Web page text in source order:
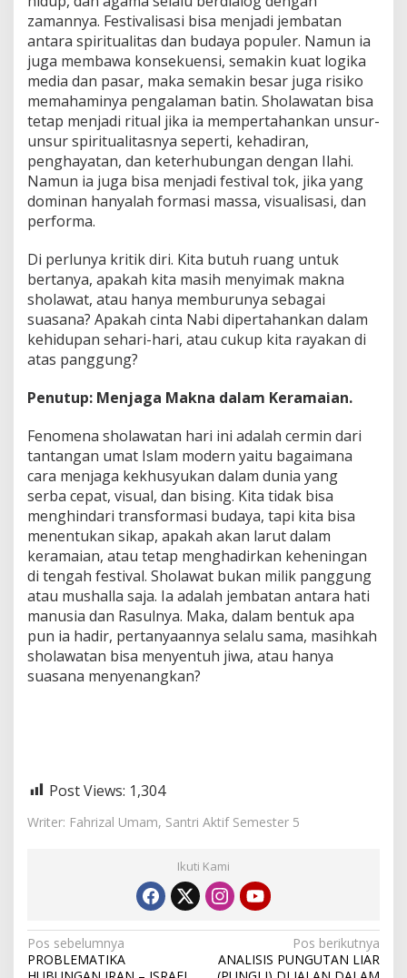
zamannya. Festivalisasi bisa menjadi jembatan
antara spiritualitas dan budaya populer. Namun ia
juga membawa konsekuensi, semakin kuat logika
media dan pasar, maka semakin besar juga risiko
memahaminya pengalaman batin. Sholawatan bisa
tetap menjadi ritual jika ia mempertahankan unsur-
unsur spiritualitasnya seperti, kehadiran,
penghayatan, dan keterhubungan dengan Ilahi.
Namun ia juga bisa menjadi festival tok, jika yang
dominan hanyalah formasi massa, visualisasi, dan
performa.
Di perlunya kritik diri. Kita butuh ruang untuk
bertanya, apakah kita masih menyimak makna
sholawat, atau hanya memburunya sebagai
suasana? Apakah cinta Nabi dipertahankan dalam
kehidupan sehari-hari, atau cukup kita rayakan di
atas panggung?
Penutup: Menjaga Makna dalam Keramaian.
Fenomena sholawatan hari ini adalah cermin dari
tantangan umat Islam modern yaitu bagaimana
cara menjaga kekhusyukan dalam dunia yang
serba cepat, visual, dan bising. Kita tidak bisa
menghindari transformasi budaya, tapi kita bisa
menentukan sikap, apakah akan larut dalam
keramaian, atau tetap menghadirkan keheningan
di tengah festival. Sholawat bukan milik panggung
atau mushalla saja. Ia adalah jembatan antara hati
manusia dan Rasulnya. Maka, dalam bentuk apa
pun ia hadir, pertanyaannya selalu sama, masihkah
sholawatan bisa menyentuh jiwa, atau hanya
suasana menyenangkan?
Post Views: 1,304
Writer: Fahrizal Umam, Santri Aktif Semester 5
Ikuti Kami
N
Pos sebelumnya
PROBLEMATIKA
Pos berikutnya
ANALISIS PUNGUTAN LIAR